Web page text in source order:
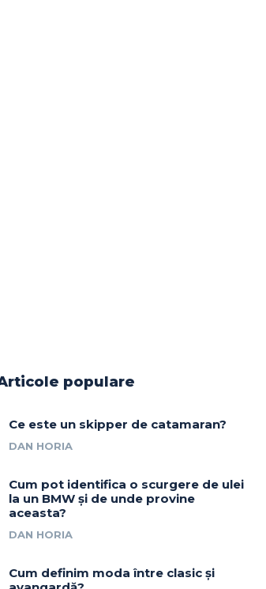
populare
Ce este un skipper de catamaran?
DAN HORIA
Cum pot identifica o scurgere de ulei
la un BMW și de unde provine
aceasta?
DAN HORIA
Cum definim moda între clasic și